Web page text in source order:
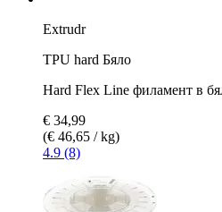
Extrudr
TPU hard Бяло
Hard Flex Line филамент в
€ 34,99
(€ 46,65 / kg)
4.9 (8)